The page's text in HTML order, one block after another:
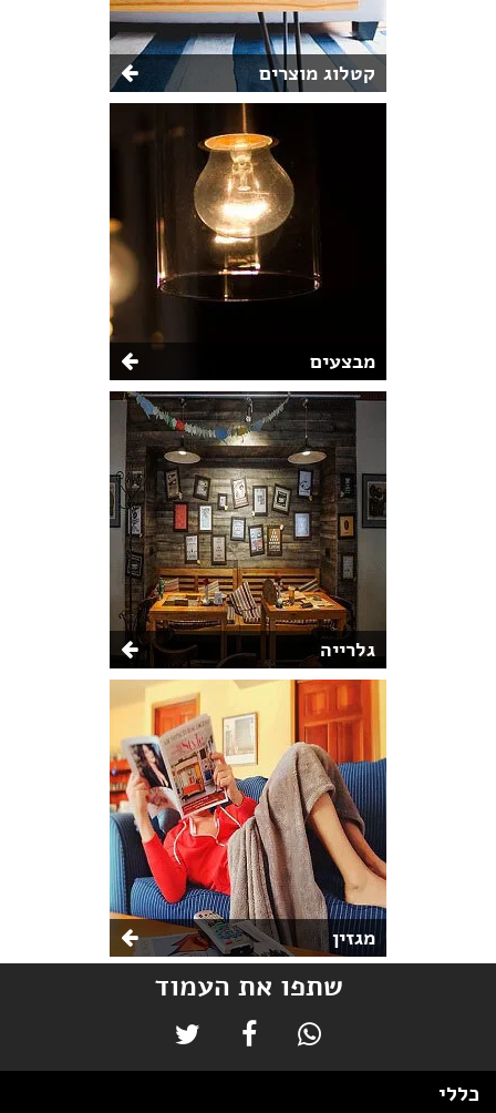
קטלוג מוצרים
מבצעים
גלרייה
מגזין
שתפו את העמוד
כללי